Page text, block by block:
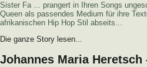
Sister Fa ... prangert in Ihren Songs
Queen als passendes Medium für ihre
afrikanischen Hip Hop Stil abseits...
Die ganze Story lesen...
Johannes Maria Heretsch